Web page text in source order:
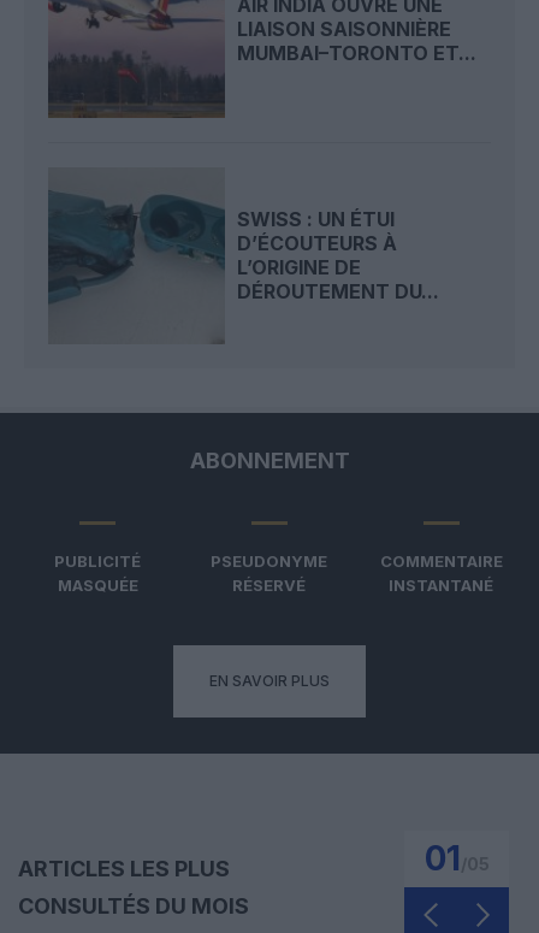
AIR INDIA OUVRE UNE
LIAISON SAISONNIÈRE
MUMBAI–TORONTO ET...
SWISS : UN ÉTUI
D’ÉCOUTEURS À
L’ORIGINE DE
DÉROUTEMENT DU...
ABONNEMENT
PUBLICITÉ
MASQUÉE
PSEUDONYME
RÉSERVÉ
COMMENTAIRE
INSTANTANÉ
EN SAVOIR PLUS
ARTICLES LES PLUS
CONSULTÉS DU MOIS
01